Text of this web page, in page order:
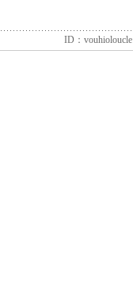
ID：vouhioloucle